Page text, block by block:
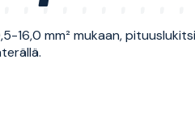
16,0 mm² mukaan,